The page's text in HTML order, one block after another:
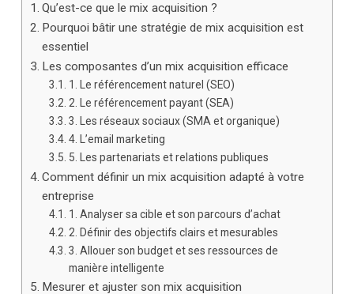
Qu’est-ce que le mix acquisition ?
Pourquoi bâtir une stratégie de mix acquisition est
essentiel
Les composantes d’un mix acquisition efficace
1. Le référencement naturel (SEO)
2. Le référencement payant (SEA)
3. Les réseaux sociaux (SMA et organique)
4. L’email marketing
5. Les partenariats et relations publiques
Comment définir un mix acquisition adapté à votre
entreprise
1. Analyser sa cible et son parcours d’achat
2. Définir des objectifs clairs et mesurables
3. Allouer son budget et ses ressources de
manière intelligente
Mesurer et ajuster son mix acquisition